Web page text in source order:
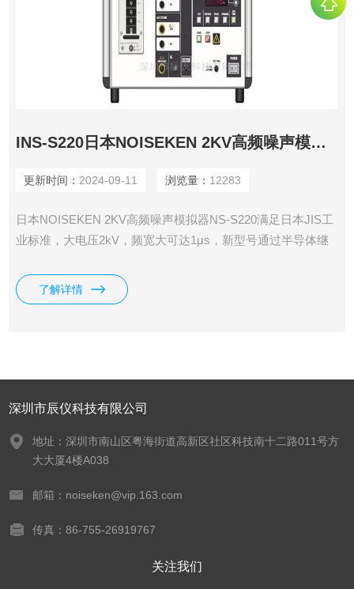
INS-S220日本NOISEKEN 2KV高频噪声模拟器
更新时间： 2024-09-11 浏览量： 12283
日本NOISEKEN 2KV高频噪声模拟器NS-S220满足日本JIS工
业标准，大电压2kV，频宽大可达1μs，新型号通过半导体继
各样的测试。
了解详情
深圳市辰仪科技有限公司
地址：深圳市南山区粤海街道高新区社区科技南十二路011号方
大大厦4楼A038
邮箱：noiseken@vip.163.com
传真：86-755-26919767
关注我们